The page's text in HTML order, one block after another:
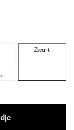
Zwart